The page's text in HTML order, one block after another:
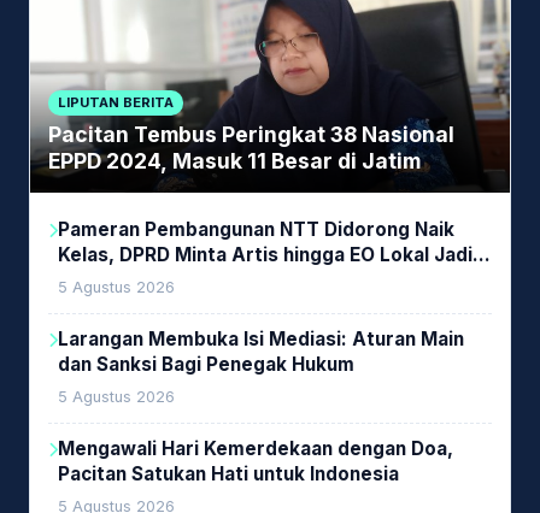
LIPUTAN BERITA
Pacitan Tembus Peringkat 38 Nasional
EPPD 2024, Masuk 11 Besar di Jatim
Pameran Pembangunan NTT Didorong Naik
Kelas, DPRD Minta Artis hingga EO Lokal Jadi
Prioritas
5 Agustus 2026
Larangan Membuka Isi Mediasi: Aturan Main
dan Sanksi Bagi Penegak Hukum
5 Agustus 2026
Mengawali Hari Kemerdekaan dengan Doa,
Pacitan Satukan Hati untuk Indonesia
5 Agustus 2026